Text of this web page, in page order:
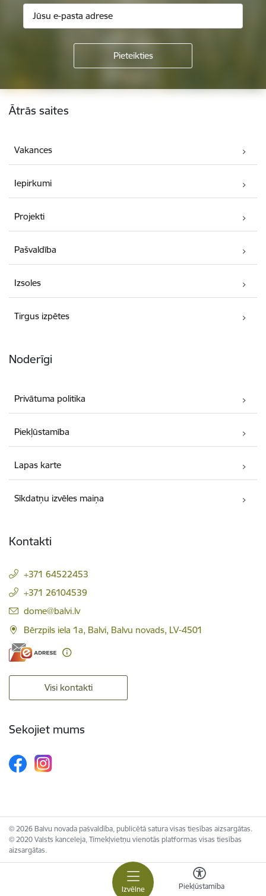
Izvēlne Piekļūstamība
Kājene
Ātrās saites
Vakances
Iepirkumi
Projekti
Pašvaldība
Izsoles
Tirgus izpētes
Noderīgi
Privātuma politika
Piekļūstamība
Lapas karte
Sīkdatņu izvēles maiņa
Kontakti
+371 64522453
+371 26104539
E-pasts:
dome@balvi.lv
Bērzpils iela 1a, Balvi, Balvu novads, LV-4501
Visi kontakti
Sekojiet mums
© 2026 Balvu novada pašvaldība, publicētā satura visas tiesības aizsargātas.
© 2020 Valsts kanceleja, Tīmekļvietņu vienotās platformas visas tiesības
aizsargātas.